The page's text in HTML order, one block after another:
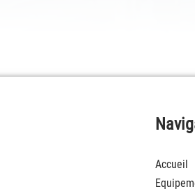
Accueil